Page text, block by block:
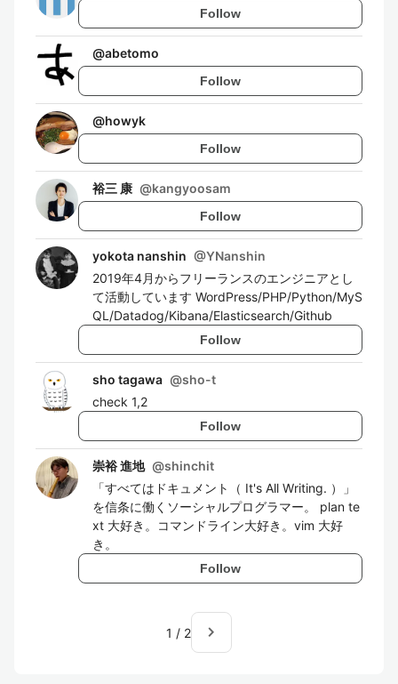
Follow
@abetomo
Follow
@howyk
Follow
裕三 康 @kangyoosam
Follow
yokota nanshin @YNanshin
2019年4月からフリーランスのエンジニアとし
て活動しています WordPress/PHP/Python/MyS
QL/Datadog/Kibana/Elasticsearch/Github
Follow
sho tagawa @sho-t
check 1,2
Follow
崇裕 進地 @shinchit
「すべてはドキュメント（ It's All Writing. ）」
を信条に働くソーシャルプログラマー。 plan te
xt 大好き。コマンドライン大好き。vim 大好
き。
Follow
1 / 2 navigate_next